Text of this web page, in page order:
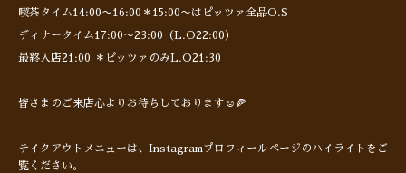
喫茶タイム14:00〜16:00＊15:00〜はピッツァ全品O.S
ディナータイム17:00〜23:00（L.O22:00）
最終入店21:00 ＊ピッツァのみL.O21:30
皆さまのご来店心よりお待ちしております☺️🍕
テイクアウトメニューは、Instagramプロフィールページのハイライトをご
覧ください。